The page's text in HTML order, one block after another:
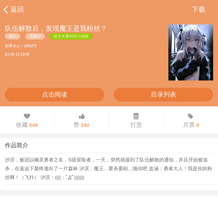
返回 下载
队伍解散后，发现魔王是我粉丝？
魔幻 连载中 征文大赛对话小说组
四季水心 / 14992字
23-06-15 13:46
点击阅读 目录列表
收藏 649 赞 340 打赏 月票0
作品简介
汐溟，被冠以幽灵勇者之名，S级冒险者，一天，突然就接到了队伍解散的通知，并且开始被追
杀，在逼迫下最终逃向了一片森林 汐溟：魔王…要杀要剐…随你吧 血涵：勇者大人！我是你的粉
丝啊！（飞扑） 汐溟：((((；ﾟДﾟ)))))))